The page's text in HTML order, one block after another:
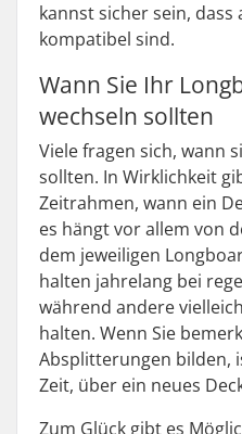
kannst sicher sein, dass
kompatibel sind.
Wann Sie Ihr
wechseln sollten
Viele fragen sich, wann
sollten. In Wirklichkeit
Zeitrahmen, wann ein
es hängt vor allem von
dem jeweiligen
halten jahrelang bei
während andere
halten. Wenn Sie
Absplitterungen bilden,
Zeit, über ein neues
Zum Glück gibt es